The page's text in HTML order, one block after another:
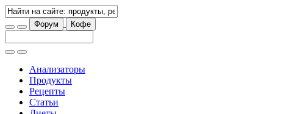
Форум Кофе
Анализаторы
Продукты
Рецепты
Статьи